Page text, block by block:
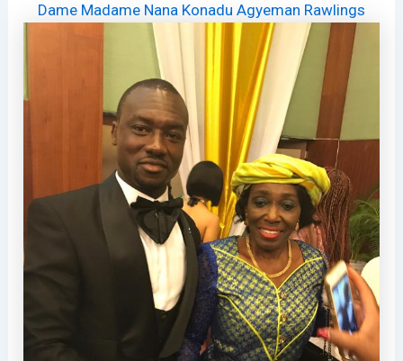
Dame Madame Nana Konadu Agyeman Rawlings